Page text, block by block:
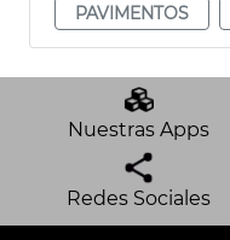
PAVIMENTOS
Nuestras Apps
Redes Sociales